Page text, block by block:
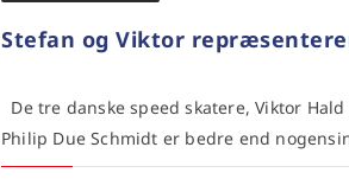
Stefan og Viktor
De tre danske speed skatere, Viktor
Philip Due Schmidt er bedre end